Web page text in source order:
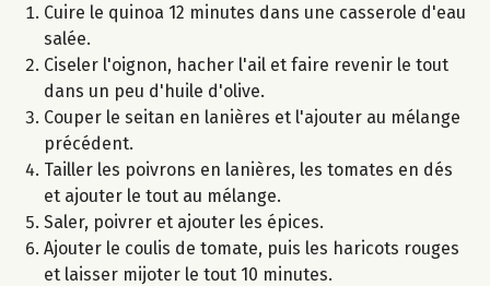
Cuire le quinoa 12 minutes dans une casserole d'eau
salée.
Ciseler l'oignon, hacher l'ail et faire revenir le tout
dans un peu d'huile d'olive.
Couper le seitan en lanières et l'ajouter au mélange
précédent.
Tailler les poivrons en lanières, les tomates en dés
et ajouter le tout au mélange.
Saler, poivrer et ajouter les épices.
Ajouter le coulis de tomate, puis les haricots rouges
et laisser mijoter le tout 10 minutes.